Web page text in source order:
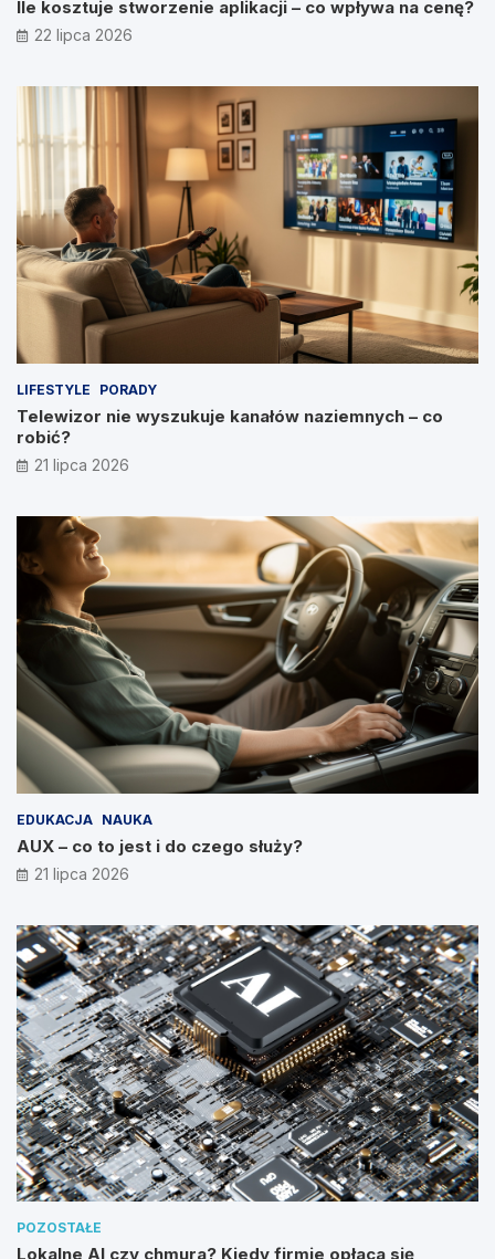
Ile kosztuje stworzenie aplikacji – co wpływa na cenę?
22 lipca 2026
LIFESTYLE PORADY
Telewizor nie wyszukuje kanałów naziemnych – co
robić?
21 lipca 2026
EDUKACJA NAUKA
AUX – co to jest i do czego służy?
21 lipca 2026
POZOSTAŁE
Lokalne AI czy chmura? Kiedy firmie opłaca się